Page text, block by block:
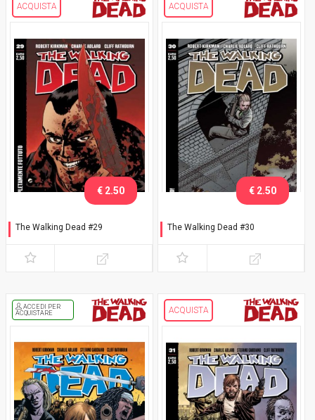
ACQUISTA
The Walking Dead #29
€ 2.50
ACQUISTA
The Walking Dead #30
€ 2.50
ACCEDI PER
ACQUISTARE
ACQUISTA